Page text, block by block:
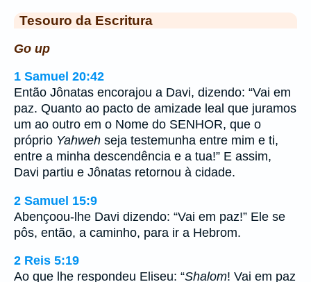
Tesouro da Escritura
Go up
1 Samuel 20:42
Então Jônatas encorajou a Davi, dizendo: “Vai em
paz. Quanto ao pacto de amizade leal que juramos
um ao outro em o Nome do SENHOR, que o
próprio Yahweh seja testemunha entre mim e ti,
entre a minha descendência e a tua!” E assim,
Davi partiu e Jônatas retornou à cidade.
2 Samuel 15:9
Abençoou-lhe Davi dizendo: “Vai em paz!” Ele se
pôs, então, a caminho, para ir a Hebrom.
2 Reis 5:19
Ao que lhe respondeu Eliseu: “Shalom! Vai em paz